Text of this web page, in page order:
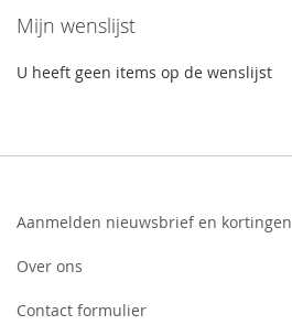
Mijn wenslijst
U heeft geen items op de wenslijst
Aanmelden nieuwsbrief en kortingen
Over ons
Contact formulier